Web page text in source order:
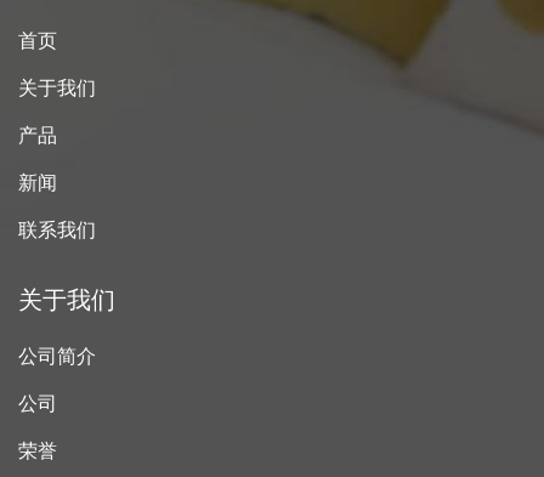
首页
关于我们
产品
新闻
联系我们
关于我们
公司简介
公司
荣誉